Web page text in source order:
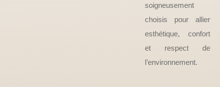
soigneusement
choisis pour allier
esthétique, confort
et respect de
l’environnement.